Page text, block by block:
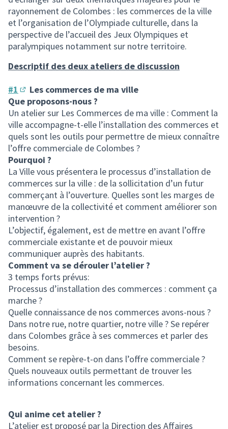
rayonnement de Colombes : les commerces de la ville
et l’organisation de l’Olympiade culturelle, dans la
perspective de l’accueil des Jeux Olympiques et
paralympiques notamment sur notre territoire.
Descriptif des deux ateliers de discussion
#1
(S'ouvre dans un nouvel onglet)
Les commerces de ma ville
Que proposons-nous ?
Un atelier sur Les Commerces de ma ville : Comment la
ville accompagne-t-elle l’installation des commerces et
quels sont les outils pour permettre de mieux connaître
l’offre commerciale de Colombes ?
Pourquoi ?
La Ville vous présentera le processus d’installation de
commerces sur la ville : de la sollicitation d’un futur
commerçant à l’ouverture. Quelles sont les marges de
manœuvre de la collectivité et comment améliorer son
intervention ?
L’objectif, également, est de mettre en avant l’offre
commerciale existante et de pouvoir mieux
communiquer auprès des habitants.
Comment va se dérouler l’atelier ?
3 temps forts prévus:
Processus d’installation des commerces : comment ça
marche ?
Quelle connaissance de nos commerces avons-nous ?
Dans notre rue, notre quartier, notre ville ? Se repérer
dans Colombes grâce à ses commerces et parler des
besoins.
Comment se repère-t-on dans l’offre commerciale ?
Quels nouveaux outils permettant de trouver les
informations concernant les commerces.
Qui anime cet atelier ?
L’atelier est proposé par la Direction des Affaires